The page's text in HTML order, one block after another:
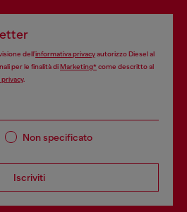
dell’informativa privacyautorizzo Diesel al
per le finalità diMarketing*come descritto al
.
Non specificato
Iscriviti